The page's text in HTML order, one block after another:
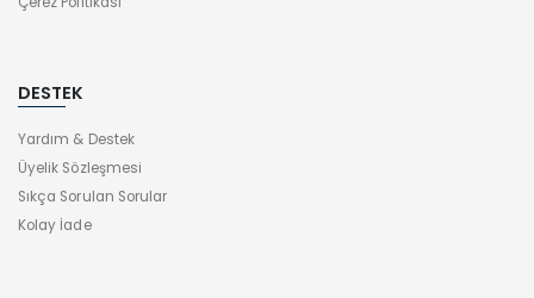
DESTEK
Yardım & Destek
Üyelik Sözleşmesi
Sıkça Sorulan Sorular
Kolay İade